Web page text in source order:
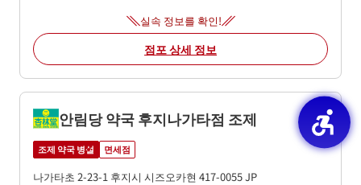
실속 정보를 확인!
점포 상세 정보
안림당 약국 후지나가타점 조제
조제 약국 병설 면세점
나가타초 2-23-1 후지시 시즈오카현 417-0055JP